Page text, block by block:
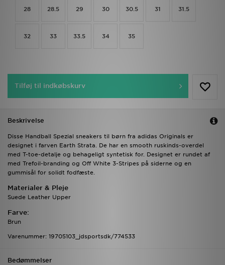
28 28.5 29 30 30.5 31 31.5
32 33 33.5 34 35
Tilføj til indkøbskurv
Beskrivelse
Disse Handball Spezial sneakers til børn fra adidas Originals er
designet i farven Earth Strata. De har en smooth ruskinds-overdel
med T-toe-detalje og behageligt syntetisk for. Designet er rundet af
med Trefoil-branding og Off White 3-Stripes på siderne og en
gummisål for solidt fodfæste.
Materialer & Pleje
Suede Leather Upper
Farve:
Brun
Varenummer: 19705103_jdsportsdk/774533
Bedømmelser